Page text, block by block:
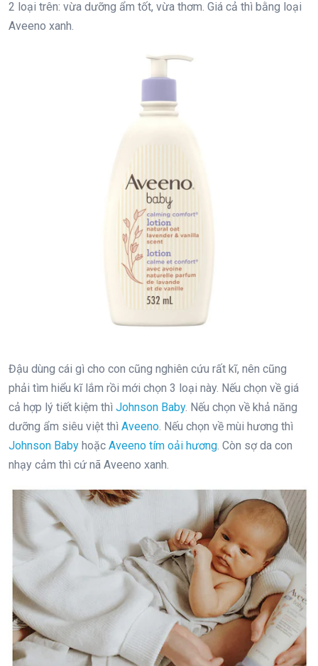
2 loại trên: vừa dưỡng ẩm tốt, vừa thơm. Giá cả thì bằng loại
Aveeno xanh.
Đậu dùng cái gì cho con cũng nghiên cứu rất kĩ, nên cũng
phải tìm hiểu kĩ lắm rồi mới chọn 3 loại này. Nếu chọn về giá
cả hợp lý tiết kiệm thì Johnson Baby. Nếu chọn về khả năng
dưỡng ẩm siêu việt thì Aveeno. Nếu chọn về mùi hương thì
Johnson Baby hoặc Aveeno tím oải hương. Còn sợ da con
nhạy cảm thì cứ nã Aveeno xanh.